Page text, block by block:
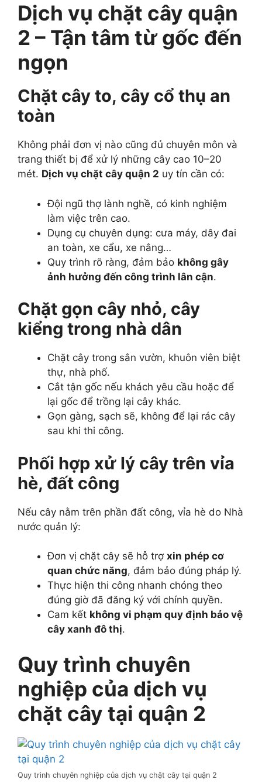
Dịch vụ chặt cây quận
2 – Tận tâm từ gốc đến
ngọn
Chặt cây to, cây cổ thụ an
toàn
Không phải đơn vị nào cũng đủ chuyên môn và
trang thiết bị để xử lý những cây cao 10–20
mét. Dịch vụ chặt cây quận 2 uy tín cần có:
Đội ngũ thợ lành nghề, có kinh nghiệm
làm việc trên cao.
Dụng cụ chuyên dụng: cưa máy, dây đai
an toàn, xe cẩu, xe nâng…
Quy trình rõ ràng, đảm bảo không gây
ảnh hưởng đến công trình lân cận.
Chặt gọn cây nhỏ, cây
kiểng trong nhà dân
Chặt cây trong sân vườn, khuôn viên biệt
thự, nhà phố.
Cắt tận gốc nếu khách yêu cầu hoặc để
lại gốc để trồng lại cây khác.
Gọn gàng, sạch sẽ, không để lại rác cây
sau khi thi công.
Phối hợp xử lý cây trên vỉa
hè, đất công
Nếu cây nằm trên phần đất công, vỉa hè do Nhà
nước quản lý:
Đơn vị chặt cây sẽ hỗ trợ xin phép cơ
quan chức năng, đảm bảo đúng pháp lý.
Thực hiện thi công nhanh chóng theo
đúng giờ đã đăng ký với chính quyền.
Cam kết không vi phạm quy định bảo vệ
cây xanh đô thị.
Quy trình chuyên
nghiệp của dịch vụ
chặt cây tại quận 2
Quy trình chuyên nghiệp của dịch vụ chặt cây tại quận 2